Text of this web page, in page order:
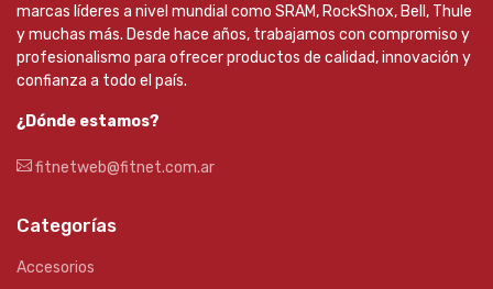
marcas líderes a nivel mundial como SRAM, RockShox, Bell, Thule
y muchas más. Desde hace años, trabajamos con compromiso y
profesionalismo para ofrecer productos de calidad, innovación y
confianza a todo el país.
¿Dónde estamos?
fitnetweb@fitnet.com.ar
Categorías
Accesorios